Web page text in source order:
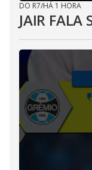
DO R7/HÁ 1 HORA
JAIR FALA